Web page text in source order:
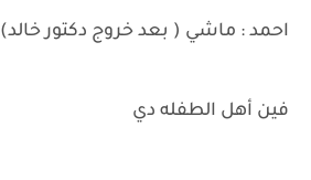
احمد : ماشي ( بعد خروج دكتور خالد)
فين أهل الطفله دي